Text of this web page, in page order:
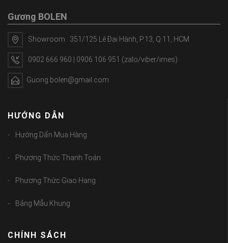
Gương BOLEN
Showroom : 351/125 Lê Đại Hành, P.13, Q.11, HCM
0902 666 960 | 0906 106 951 (zalo/viber/imes)
Guong.bolen@gmail.com
HƯỚNG DẪN
Hướng Dẩn Mua Hàng
Phương Thức Thanh Toán
Phương Thức Giao Hang
Bảng Mẫu Khung
CHÍNH SÁCH